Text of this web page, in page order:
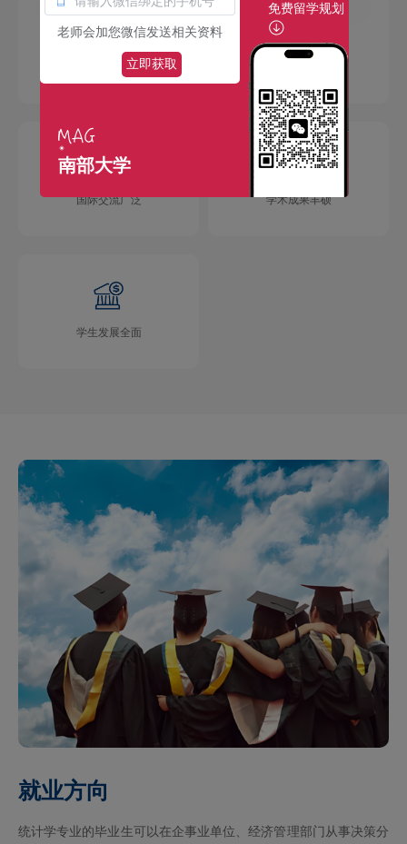
校园环境优美
国际交流广泛 学术成果丰硕
学生发展全面
就业方向
统计学专业的毕业生可以在企事业单位、经济管理部门从事决策分
老师会加您微信发送相关资料
立即获取
南部大学
免费留学规划